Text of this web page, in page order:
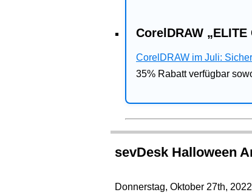
CorelDRAW
CorelDRAW im Juli:
35% Rabatt verfügbar
sevDesk Halloween
Donnerstag, Oktober 27th, 2022